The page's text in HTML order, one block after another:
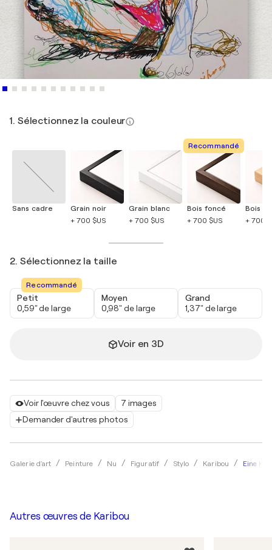
Voir l'œuvre chez vous
7 images
Demander d'autres photos
Galerie d'art Peinture Nu Figuratif Stylo Karibou Eine
1. Sélectionnez la couleur
Sans cadre
Grain noir
+ 700 $US
Grain blanc
+ 700 $US
Recommandé
Bois foncé
+ 700 $US
Bois
+ 700
2. Sélectionnez la taille
Recommandé
Petit
0,59" de large
Moyen
0,98" de large
Grand
1,37" de large
Voir en 3D
Autres œuvres de Karibou